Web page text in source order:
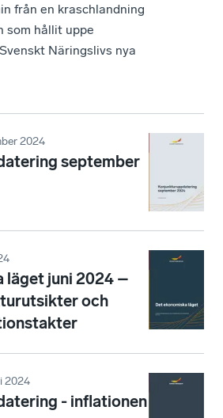
från en kraschlandning
som hållit uppe
Näringslivs nya
2024
september
läget juni 2024 –
och
2024
- inflationen